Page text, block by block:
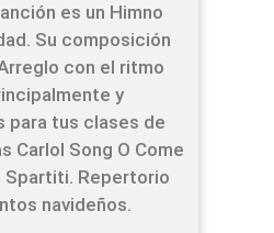
es un Himno
Su composición
con el ritmo
y
para tus clases de
Carlol Song O Come
Spartiti. Repertorio
navideños.